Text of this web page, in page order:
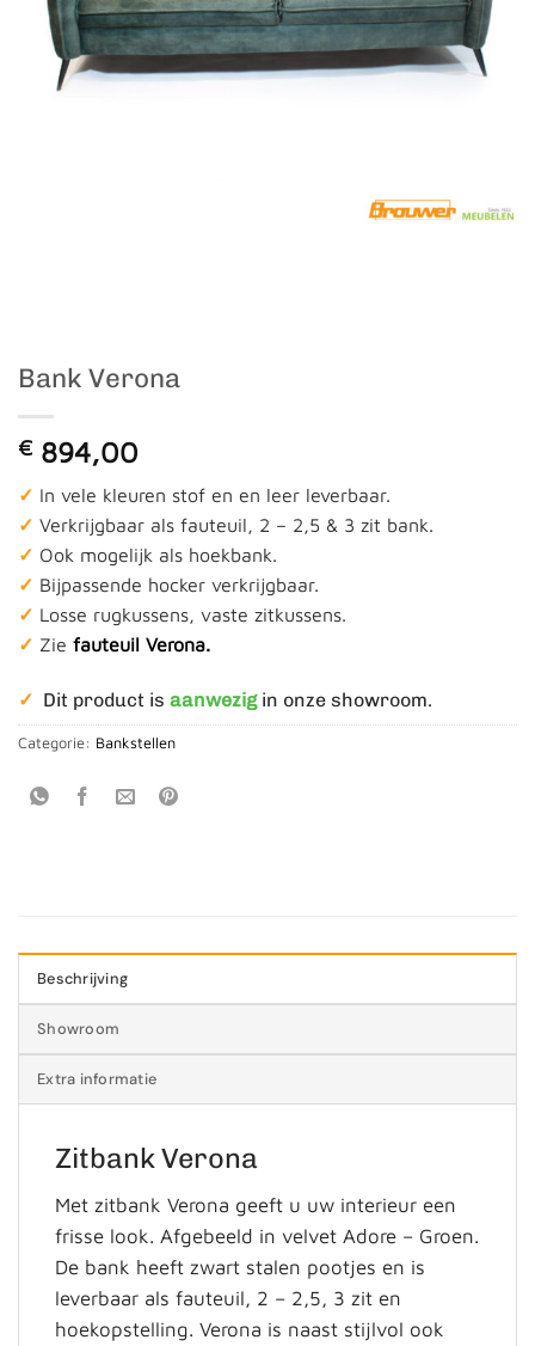
Bank Verona
€ 894,00
✓ In vele kleuren stof en en leer leverbaar.
✓ Verkrijgbaar als fauteuil, 2 – 2,5 & 3 zit bank.
✓ Ook mogelijk als hoekbank.
✓ Bijpassende hocker verkrijgbaar.
✓ Losse rugkussens, vaste zitkussens.
✓ Zie fauteuil Verona.
✓ Dit product is aanwezig in onze showroom.
Categorie: Bankstellen
Beschrijving
Showroom
Extra informatie
Zitbank Verona
Met zitbank Verona geeft u uw interieur een
frisse look. Afgebeeld in velvet Adore – Groen.
De bank heeft zwart stalen pootjes en is
leverbaar als fauteuil, 2 – 2,5, 3 zit en
hoekopstelling. Verona is naast stijlvol ook